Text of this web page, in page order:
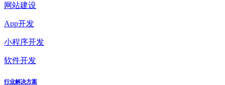
网站建设
App开发
小程序开发
软件开发
行业解决方案